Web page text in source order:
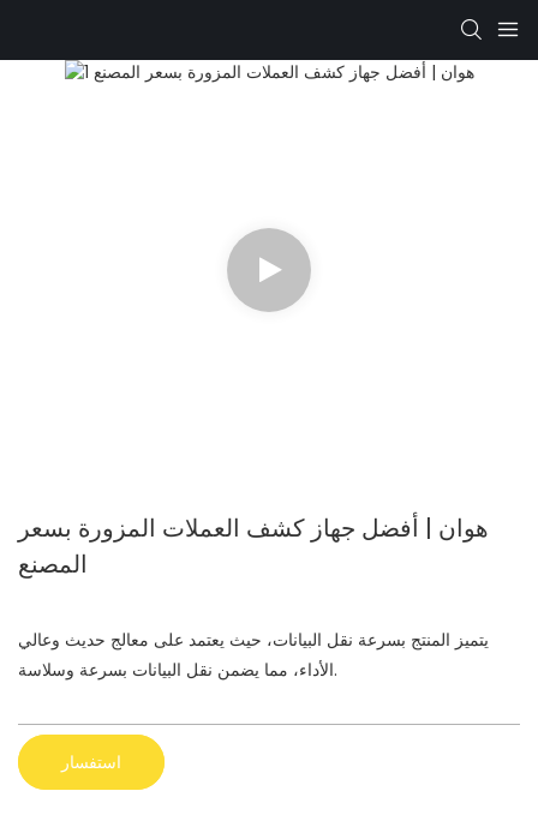
هوان | أفضل جهاز كشف العملات المزورة بسعر
المصنع
يتميز المنتج بسرعة نقل البيانات، حيث يعتمد على معالج حديث وعالي
الأداء، مما يضمن نقل البيانات بسرعة وسلاسة.
استفسار